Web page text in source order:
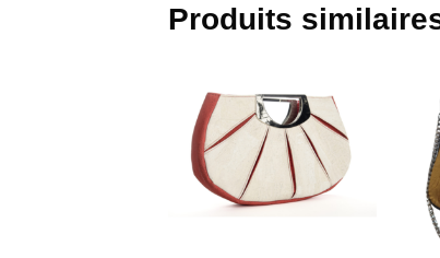
Produits